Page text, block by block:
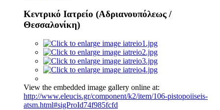
Κεντρικό Ιατρείο (Αδριανουπόλεως /
Θεσσαλονίκη)
View the embedded image gallery online at:
http://www.eleucis.gr/component/k2/item/106-pistopoiiseis-
atsm.html#sigProId74f985fcfd